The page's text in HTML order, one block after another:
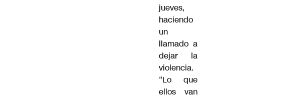
jueves,
haciendo
un
llamado a
dejar la
violencia.
“Lo que
ellos van